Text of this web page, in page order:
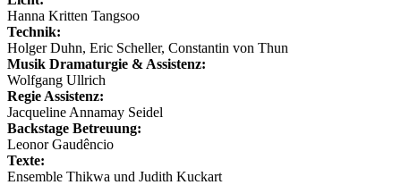
Hanna Kritten Tangsoo
Technik:
Holger Duhn, Eric Scheller, Constantin von Thun
Musik Dramaturgie & Assistenz:
Wolfgang Ullrich
Regie Assistenz:
Jacqueline Annamay Seidel
Backstage Betreuung:
Leonor Gaudêncio
Texte:
Ensemble Thikwa und Judith Kuckart